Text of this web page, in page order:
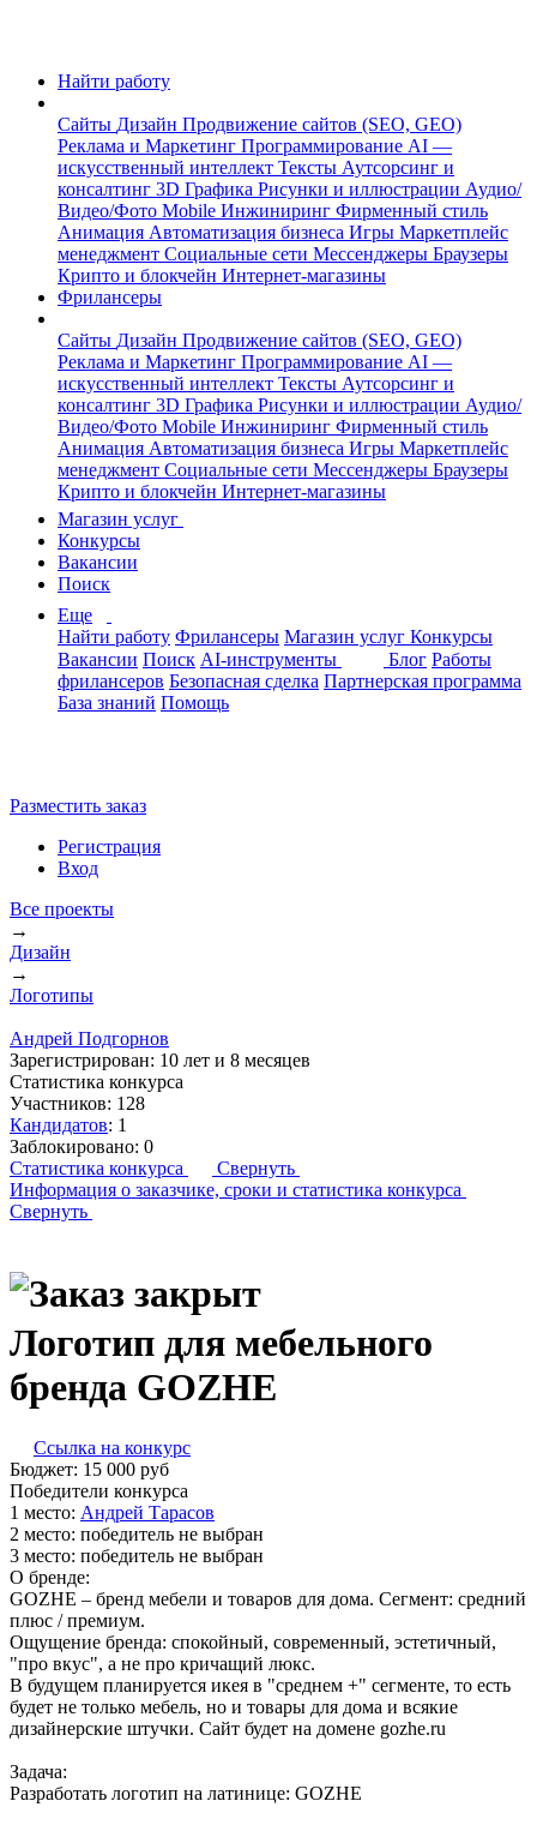
Найти работу
Сайты Дизайн Продвижение сайтов (SEO, GEO)
Реклама и Маркетинг Программирование AI —
искусственный интеллект Тексты Аутсорсинг и
консалтинг 3D Графика Рисунки и иллюстрации Аудио/
Видео/Фото Mobile Инжиниринг Фирменный стиль
Анимация Автоматизация бизнеса Игры Маркетплейс
менеджмент Социальные сети Мессенджеры Браузеры
Крипто и блокчейн Интернет-магазины
Фрилансеры
Сайты Дизайн Продвижение сайтов (SEO, GEO)
Реклама и Маркетинг Программирование AI —
искусственный интеллект Тексты Аутсорсинг и
консалтинг 3D Графика Рисунки и иллюстрации Аудио/
Видео/Фото Mobile Инжиниринг Фирменный стиль
Анимация Автоматизация бизнеса Игры Маркетплейс
менеджмент Социальные сети Мессенджеры Браузеры
Крипто и блокчейн Интернет-магазины
Магазин услуг
Конкурсы
Вакансии
Поиск
Еще
Найти работу Фрилансеры Магазин услуг Конкурсы
Вакансии Поиск AI-инструменты Блог Работы
фрилансеров Безопасная сделка Партнерская программа
База знаний Помощь
Разместить заказ
Регистрация
Вход
Все проекты
→
Дизайн
→
Логотипы
Андрей Подгорнов
Зарегистрирован: 10 лет и 8 месяцев
Статистика конкурса
Участников: 128
Кандидатов: 1
Заблокировано: 0
Статистика конкурса
Свернуть
Информация о заказчике, сроки и статистика конкурса
Свернуть
Логотип для мебельного
бренда GOZHE
Ссылка на конкурс
Бюджет: 15 000 руб
Победители конкурса
1 место: Ан­дрей Та­расов
2 место: победитель не выбран
3 место: победитель не выбран
О бренде:
GOZHE – бренд мебели и товаров для дома. Сегмент: средний
плюс / премиум.
Ощущение бренда: спокойный, современный, эстетичный,
"про вкус", а не про кричащий люкс.
В будущем планируется икея в "среднем +" сегменте, то есть
будет не только мебель, но и товары для дома и всякие
дизайнерские штучки. Сайт будет на домене gozhe.ru
Задача:
Разработать логотип на латинице: GOZHE